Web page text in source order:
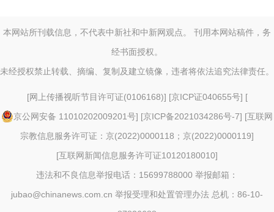
本网站所刊载信息，不代表中新社和中新网观点。 刊用本网站稿件，务
经书面授权。
未经授权禁止转载、摘编、复制及建立镜像，违者将依法追究法律责任。
[网上传播视听节目许可证(0106168)] [京ICP证040655号] [
京公网安备 11010202009201号] [京ICP备2021034286号-7] [互联网
宗教信息服务许可证：京(2022)0000118；京(2022)0000119]
[互联网新闻信息服务许可证10120180010]
违法和不良信息举报电话：15699788000 举报邮箱：
jubao@chinanews.com.cn 举报受理和处置管理办法 总机：86-10-